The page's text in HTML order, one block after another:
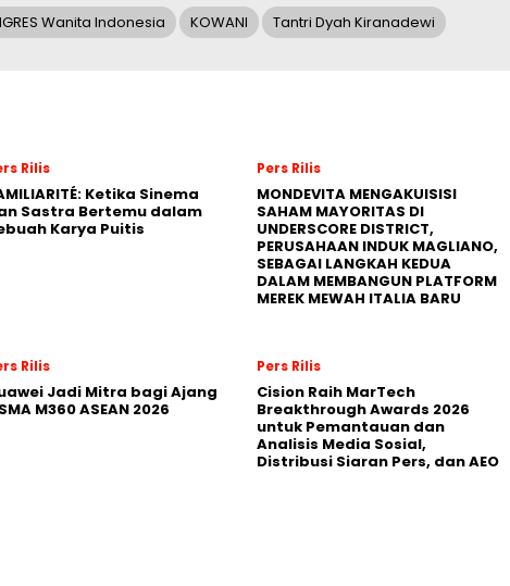
Wanita Indonesia KOWANI Tantri Dyah Kiranadewi
Rilis
Ketika Sinema
Sastra Bertemu dalam
Karya Puitis
Pers Rilis
MONDEVITA MENGAKUISISI
SAHAM MAYORITAS DI
UNDERSCORE DISTRICT,
PERUSAHAAN INDUK MAGLIANO,
SEBAGAI LANGKAH KEDUA
DALAM MEMBANGUN PLATFORM
MEREK MEWAH ITALIA BARU
Rilis
Jadi Mitra bagi Ajang
M360 ASEAN 2026
Pers Rilis
Cision Raih MarTech
Breakthrough Awards 2026
untuk Pemantauan dan
Analisis Media Sosial,
Distribusi Siaran Pers, dan AEO